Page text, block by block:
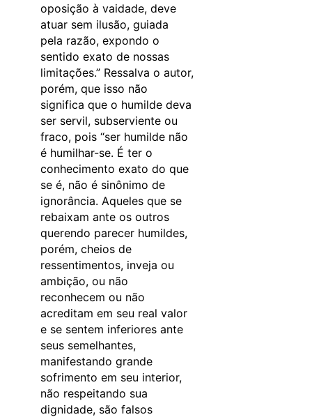
oposição à vaidade, deve
atuar sem ilusão, guiada
pela razão, expondo o
sentido exato de nossas
limitações.” Ressalva o autor,
porém, que isso não
significa que o humilde deva
ser servil, subserviente ou
fraco, pois “ser humilde não
é humilhar-se. É ter o
conhecimento exato do que
se é, não é sinônimo de
ignorância. Aqueles que se
rebaixam ante os outros
querendo parecer humildes,
porém, cheios de
ressentimentos, inveja ou
ambição, ou não
reconhecem ou não
acreditam em seu real valor
e se sentem inferiores ante
seus semelhantes,
manifestando grande
sofrimento em seu interior,
não respeitando sua
dignidade, são falsos